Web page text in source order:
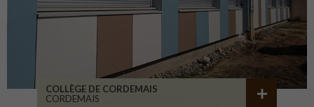
COLLÈGE DE CORDEMAIS
CORDEMAIS